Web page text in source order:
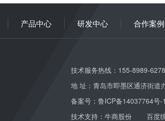
产品中心 研发中心 合作案例
技术服务热线：155-8989-6278
地 址：青岛市即墨区通济街道
备案号： 鲁ICP备14037764号-1
技术支持：牛商股份
百度